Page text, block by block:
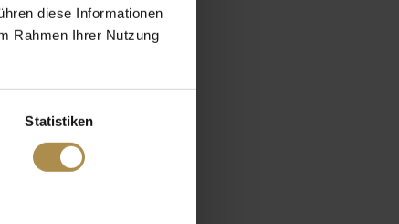
diese Informationen
Rahmen Ihrer Nutzung
Statistiken